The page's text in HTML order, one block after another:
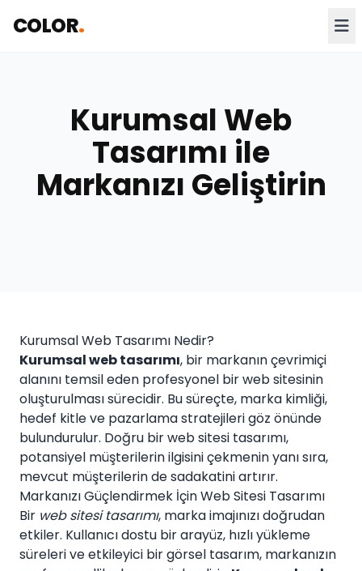
COLOR.
Kurumsal Web
Tasarımı ile
Markanızı Geliştirin
Kurumsal Web Tasarımı Nedir?
Kurumsal web tasarımı, bir markanın çevrimiçi
alanını temsil eden profesyonel bir web sitesinin
oluşturulması sürecidir. Bu süreçte, marka kimliği,
hedef kitle ve pazarlama stratejileri göz önünde
bulundurulur. Doğru bir web sitesi tasarımı,
potansiyel müşterilerin ilgisini çekmenin yanı sıra,
mevcut müşterilerin de sadakatini artırır.
Markanızı Güçlendirmek İçin Web Sitesi Tasarımı
Bir web sitesi tasarımı, marka imajınızı doğrudan
etkiler. Kullanıcı dostu bir arayüz, hızlı yükleme
süreleri ve etkileyici bir görsel tasarım, markanızın